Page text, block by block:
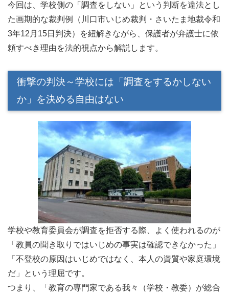
今回は、学校側の「調査をしない」という判断を違法とし
た画期的な裁判例（川口市いじめ裁判・さいたま地裁令和
3年12月15日判決）を紐解きながら、保護者が弁護士に依
頼すべき理由を法的視点から解説します。
衝撃の判決～学校には「調査をするかしない
か」を決める自由はない
学校や教育委員会が調査を拒否する際、よく使われるのが
「教員の聞き取りではいじめの事実は確認できなかった」
「不登校の原因はいじめではなく、本人の資質や家庭環境
だ」という理屈です。
つまり、「教育の専門家である我々（学校・教委）が総合